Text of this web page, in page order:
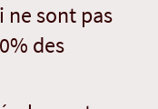
sont pas
des